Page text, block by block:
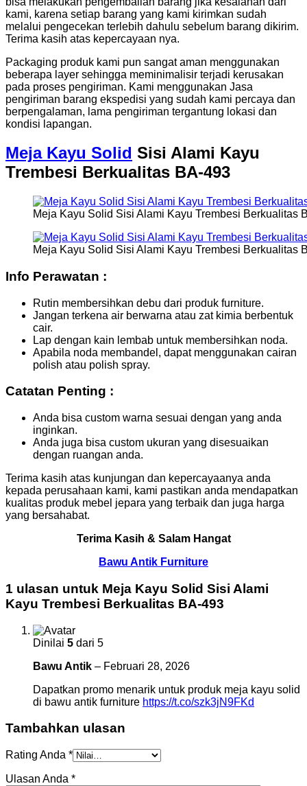
kami, karena setiap barang yang kami kirimkan sudah
melalui pengecekan terlebih dahulu sebelum barang dikirim.
Terima kasih atas kepercayaan nya.
Packaging produk kami pun sangat aman menggunakan
beberapa layer sehingga meminimalisir terjadi kerusakan
pada proses pengiriman. Kami menggunakan Jasa
pengiriman barang ekspedisi yang sudah kami percaya dan
berpengalaman, lama pengiriman tergantung lokasi dan
kondisi lapangan.
Meja Kayu Solid Sisi Alami Kayu
Trembesi Berkualitas BA-493
Meja Kayu Solid Sisi Alami Kayu Trembesi Berkualitas
Meja Kayu Solid Sisi Alami Kayu Trembesi Berkualitas
Info Perawatan :
Rutin membersihkan debu dari produk furniture.
Jangan terkena air berwarna atau zat kimia berbentuk
cair.
Lap dengan kain lembab untuk membersihkan noda.
Apabila noda membandel, dapat menggunakan cairan
polish atau polish spray.
Catatan Penting :
Anda bisa custom warna sesuai dengan yang anda
inginkan.
Anda juga bisa custom ukuran yang disesuaikan
dengan ruangan anda.
Terima kasih atas kunjungan dan kepercayaanya anda
kepada perusahaan kami, kami pastikan anda mendapatkan
kualitas produk mebel jepara yang terbaik dan juga harga
yang bersahabat.
Terima Kasih & Salam Hangat
Bawu Antik Furniture
1 ulasan untuk Meja Kayu Solid Sisi Alami
Kayu Trembesi Berkualitas BA-493
Dinilai 5 dari 5
Bawu Antik – Februari 28, 2026
Dapatkan promo menarik untuk produk meja kayu solid
di bawu antik furniture https://t.co/szk3jN9FKd
Tambahkan ulasan
Rating Anda *
Ulasan Anda *